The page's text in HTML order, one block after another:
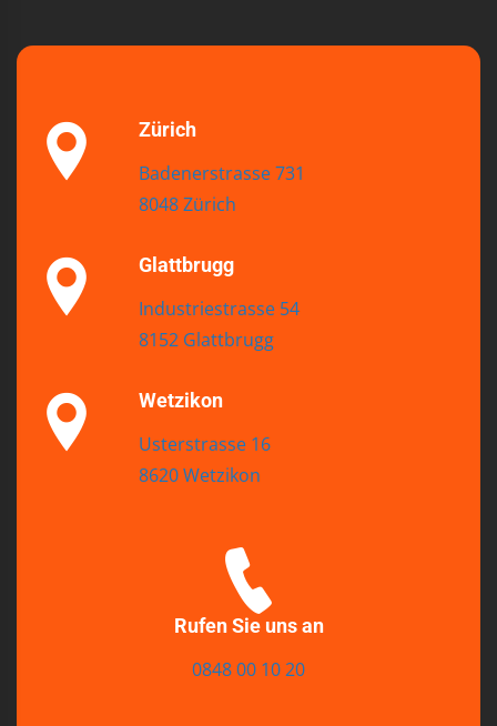
Zürich
Badenerstrasse 731
8048 Zürich
Glattbrugg
Industriestrasse 54
8152 Glattbrugg
Wetzikon
Usterstrasse 16
8620 Wetzikon
Rufen Sie uns an
0848 00 10 20